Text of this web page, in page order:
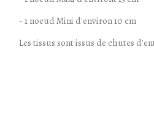
- 1 noeud Mini d'environ 10 cm
Les tissus sont issus de chutes